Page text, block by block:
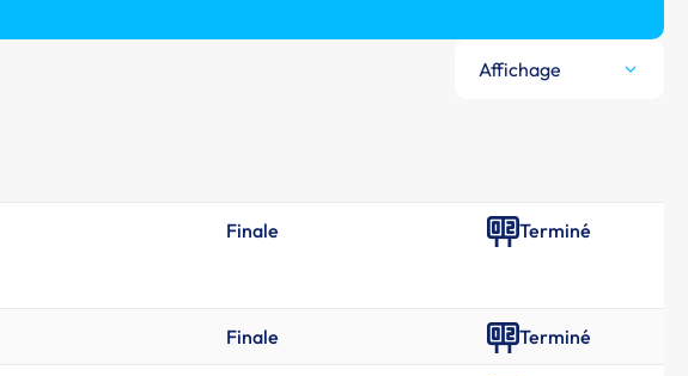
Affichage
Finale Terminé
Finale Terminé